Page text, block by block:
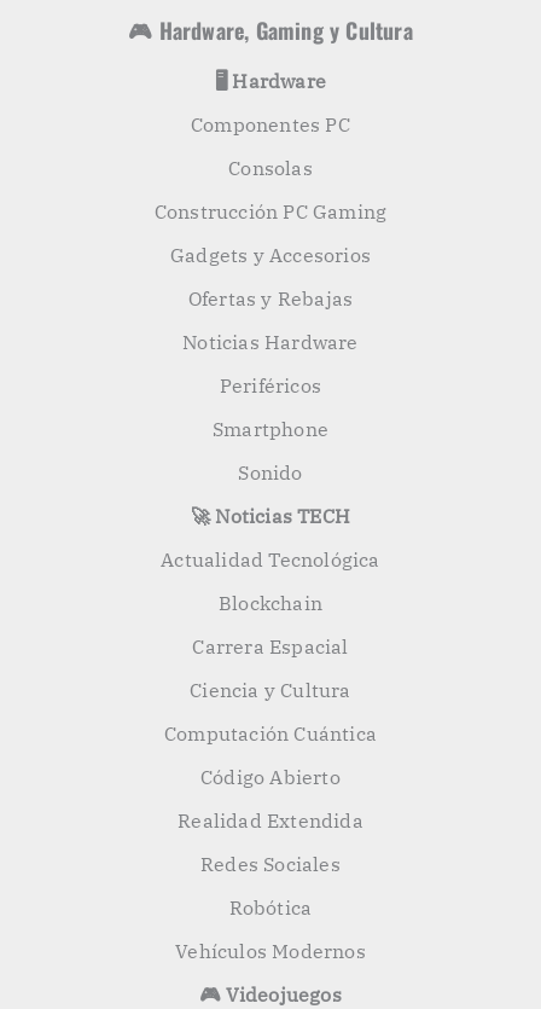
🎮 Hardware, Gaming y Cultura
🖥️ Hardware
Componentes PC
Consolas
Construcción PC Gaming
Gadgets y Accesorios
Ofertas y Rebajas
Noticias Hardware
Periféricos
Smartphone
Sonido
🚀 Noticias TECH
Actualidad Tecnológica
Blockchain
Carrera Espacial
Ciencia y Cultura
Computación Cuántica
Código Abierto
Realidad Extendida
Redes Sociales
Robótica
Vehículos Modernos
🎮 Videojuegos